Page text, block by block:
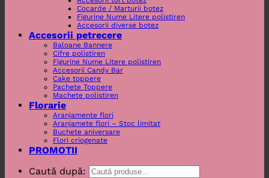
Cocarde / Marturii botez
Figurine Nume Litere polistiren
Accesorii diverse botez
Accesorii petrecere
Baloane Bannere
Cifre polistiren
Figurine Nume Litere polistiren
Accesorii Candy Bar
Cake toppere
Pachete Toppere
Machete polistiren
Florarie
Aranjamente flori
Aranjamete flori – Stoc limitat
Buchete aniversare
Flori criogenate
PROMOTII
Caută după: